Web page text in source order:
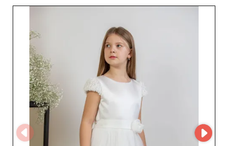
revendedores exigentes e satisfazer uma clientela atenta
podem contactá-lo diretamente através da sua página
no My Fashion Wholesaler para obter mais informações
ou estabelecer uma colaboração comercial. Este
contacto direto permite aceder facilmente aos detalhes
das coleções, às condições de venda e às novidades.
Trabalhar com Viwa 4 Kids é escolher um parceiro sério
e experiente, reconhecido pela atenção ao detalhe e pelo
compromisso com a satisfação do cliente. Graças à sua
fiabilidade, qualidade consistente e serviço atento, este
grossista impõe-se como uma referência incontornável
no segmento da moda infantil na Polónia. Confie em
Viwa 4 Kids para enriquecer o seu catálogo com roupas
adequadas às necessidades dos mais novos e reforçar o
valor da sua oferta no mercado.